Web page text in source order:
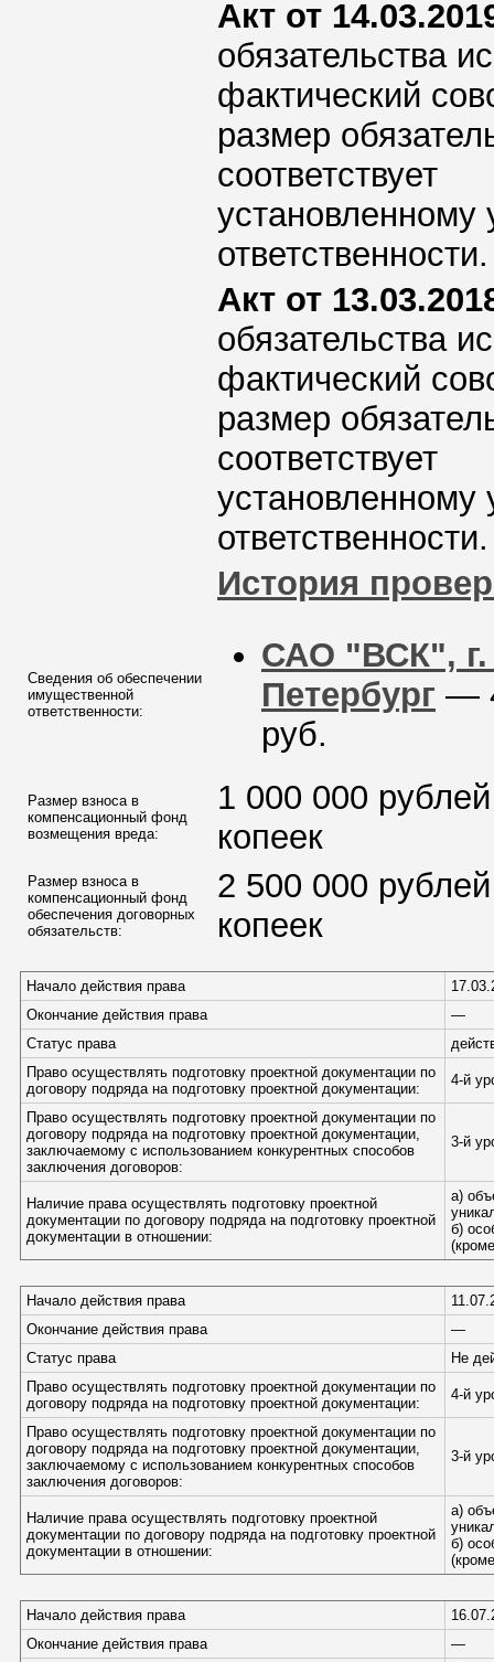
Акт от
обязательства
фактический
размер
соответствует
установленному
ответственности.
Акт от
обязательства
фактический
размер
соответствует
установленному
ответственности.
История
Сведения об обеспечении
имущественной
ответственности:
САО "ВСК", г.
Петербург —
руб.
Размер взноса в
компенсационный фонд
возмещения вреда:
1 000 000
копеек
Размер взноса в
компенсационный фонд
обеспечения договорных
обязательств:
2 500 000
копеек
Начало действия права
Окончание действия права
—
Статус права
Право осуществлять подготовку проектной документации по
договору подряда на подготовку проектной документации:
4-й
Право осуществлять подготовку проектной документации по
договору подряда на подготовку проектной документации,
заключаемому с использованием конкурентных способов
заключения договоров:
3-й
Наличие права осуществлять подготовку проектной
документации по договору подряда на подготовку проектной
документации в отношении:
а)
б)
Начало действия права
Окончание действия права
—
Статус права
Не
Право осуществлять подготовку проектной документации по
договору подряда на подготовку проектной документации:
4-й
Право осуществлять подготовку проектной документации по
договору подряда на подготовку проектной документации,
заключаемому с использованием конкурентных способов
заключения договоров:
3-й
Наличие права осуществлять подготовку проектной
документации по договору подряда на подготовку проектной
документации в отношении:
а)
б)
Начало действия права
Окончание действия права
—